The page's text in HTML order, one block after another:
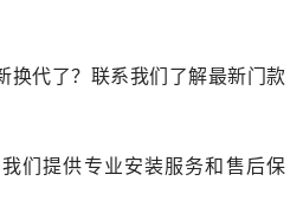
换代了？联系我们了解最新门款
们提供专业安装服务和售后保